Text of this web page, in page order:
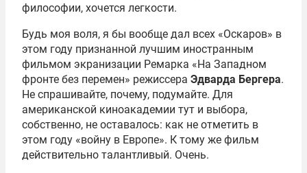
философии, хочется легкости.
Будь моя воля, я бы вообще дал всех «Оскаров» в
этом году признанной лучшим иностранным
фильмом экранизации Ремарка «На Западном
фронте без перемен» режиссера Эдварда Бергера.
Не спрашивайте, почему, подумайте. Для
американской киноакадемии тут и выбора,
собственно, не оставалось: как не отметить в
этом году «войну в Европе». К тому же фильм
действительно талантливый. Очень.